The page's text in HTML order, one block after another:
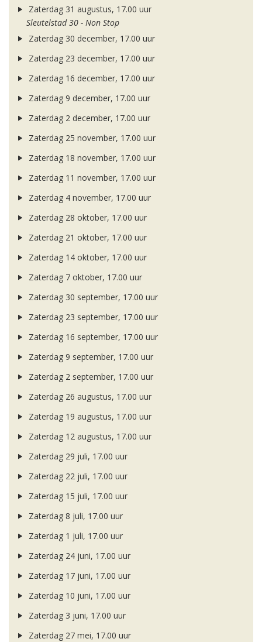
Zaterdag 31 augustus, 17.00 uur
Sleutelstad 30 - Non Stop
Zaterdag 30 december, 17.00 uur
Zaterdag 23 december, 17.00 uur
Zaterdag 16 december, 17.00 uur
Zaterdag 9 december, 17.00 uur
Zaterdag 2 december, 17.00 uur
Zaterdag 25 november, 17.00 uur
Zaterdag 18 november, 17.00 uur
Zaterdag 11 november, 17.00 uur
Zaterdag 4 november, 17.00 uur
Zaterdag 28 oktober, 17.00 uur
Zaterdag 21 oktober, 17.00 uur
Zaterdag 14 oktober, 17.00 uur
Zaterdag 7 oktober, 17.00 uur
Zaterdag 30 september, 17.00 uur
Zaterdag 23 september, 17.00 uur
Zaterdag 16 september, 17.00 uur
Zaterdag 9 september, 17.00 uur
Zaterdag 2 september, 17.00 uur
Zaterdag 26 augustus, 17.00 uur
Zaterdag 19 augustus, 17.00 uur
Zaterdag 12 augustus, 17.00 uur
Zaterdag 29 juli, 17.00 uur
Zaterdag 22 juli, 17.00 uur
Zaterdag 15 juli, 17.00 uur
Zaterdag 8 juli, 17.00 uur
Zaterdag 1 juli, 17.00 uur
Zaterdag 24 juni, 17.00 uur
Zaterdag 17 juni, 17.00 uur
Zaterdag 10 juni, 17.00 uur
Zaterdag 3 juni, 17.00 uur
Zaterdag 27 mei, 17.00 uur